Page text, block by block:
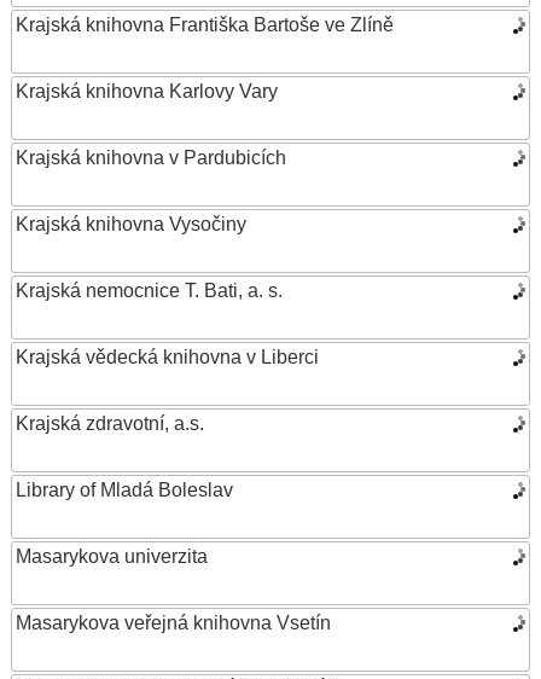
Krajská knihovna Františka Bartoše ve Zlíně
Krajská knihovna Karlovy Vary
Krajská knihovna v Pardubicích
Krajská knihovna Vysočiny
Krajská nemocnice T. Bati, a. s.
Krajská vědecká knihovna v Liberci
Krajská zdravotní, a.s.
Library of Mladá Boleslav
Masarykova univerzita
Masarykova veřejná knihovna Vsetín